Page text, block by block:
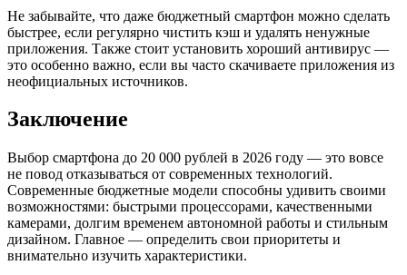
Не забывайте, что даже бюджетный смартфон можно сделать
быстрее, если регулярно чистить кэш и удалять ненужные
приложения. Также стоит установить хороший антивирус —
это особенно важно, если вы часто скачиваете приложения из
неофициальных источников.
Заключение
Выбор смартфона до 20 000 рублей в 2026 году — это вовсе
не повод отказываться от современных технологий.
Современные бюджетные модели способны удивить своими
возможностями: быстрыми процессорами, качественными
камерами, долгим временем автономной работы и стильным
дизайном. Главное — определить свои приоритеты и
внимательно изучить характеристики.